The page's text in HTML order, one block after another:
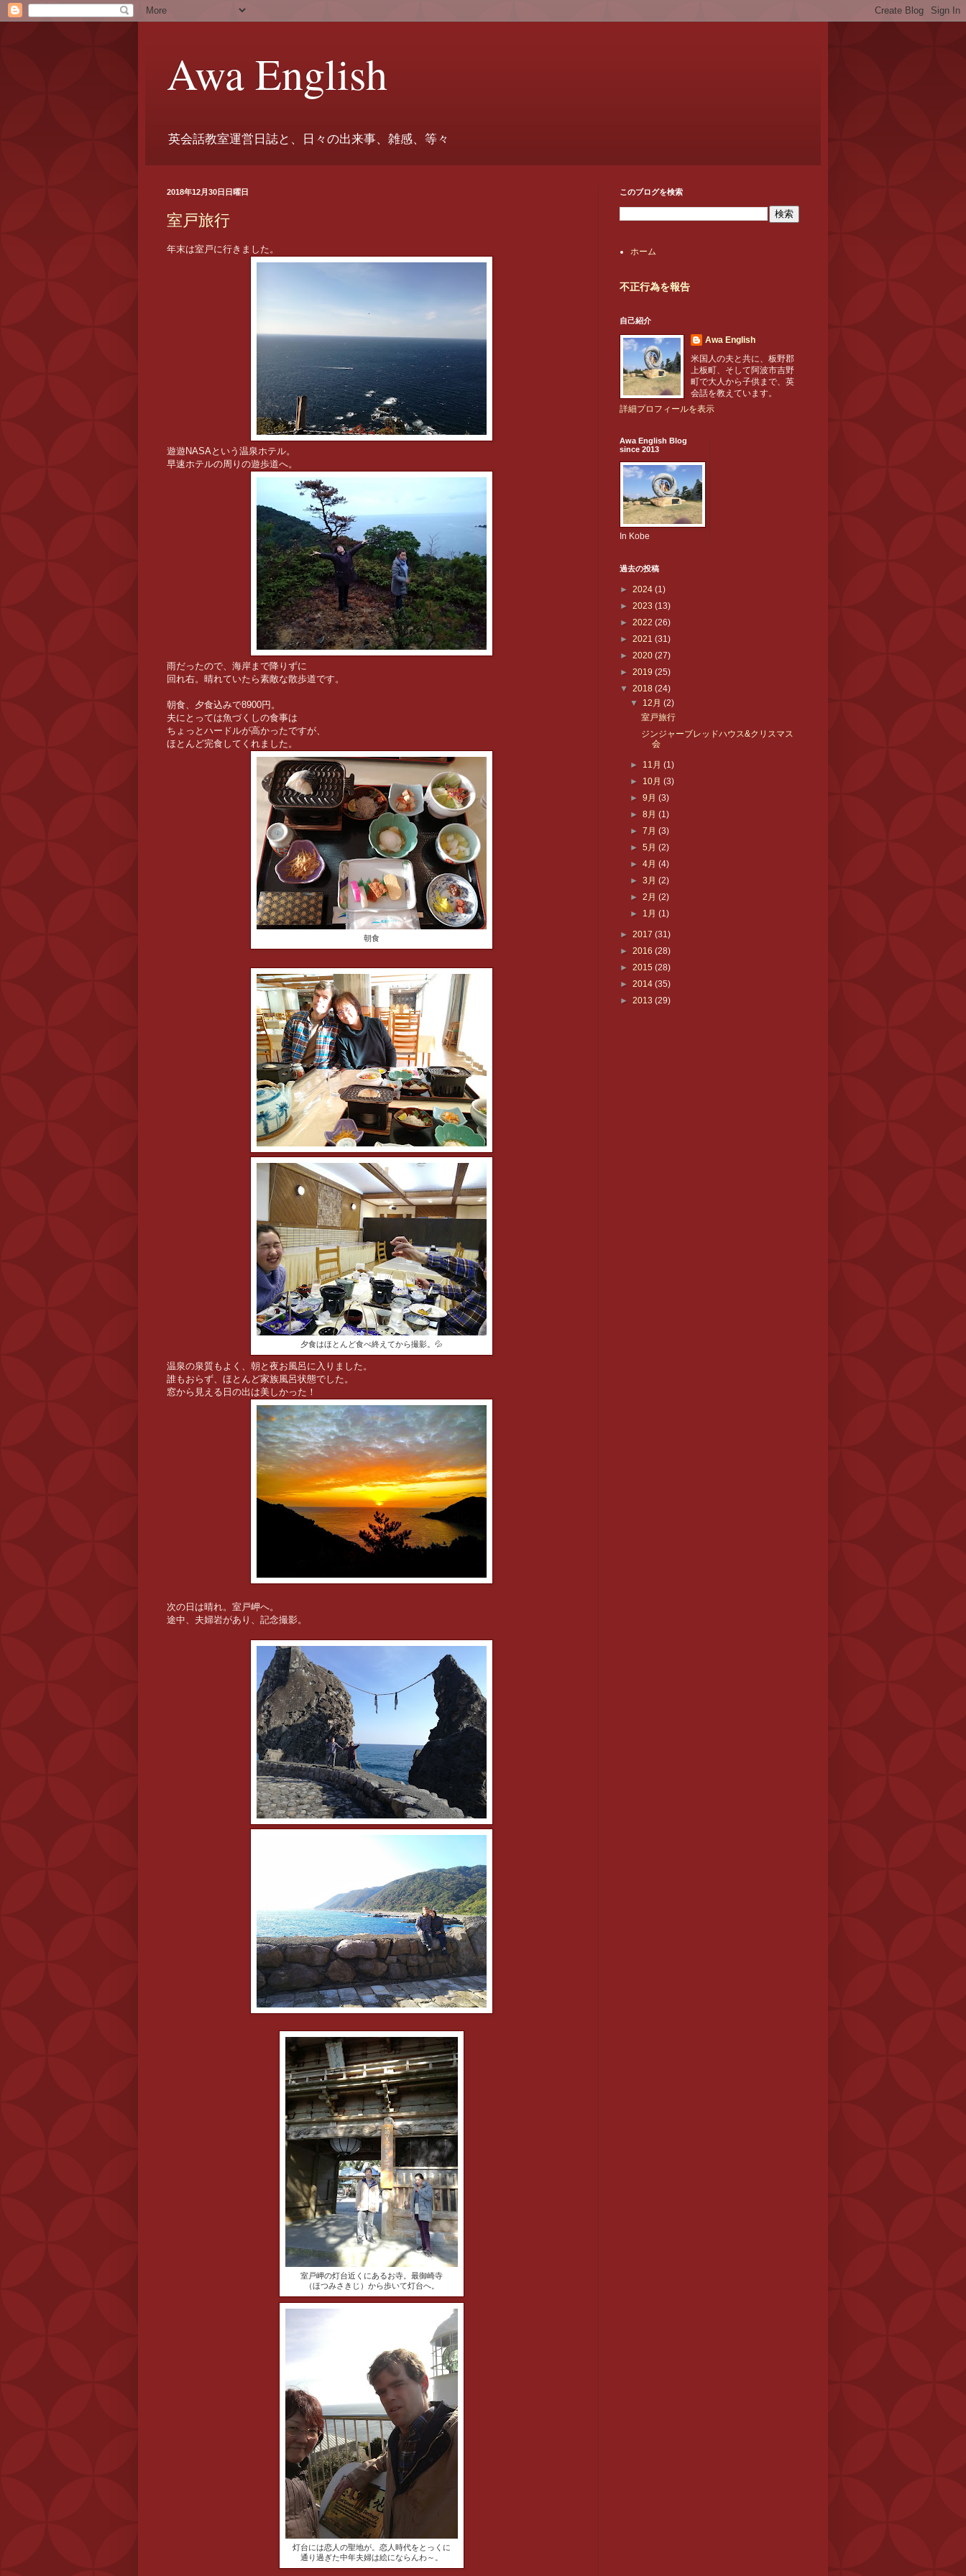
Awa English
英会話教室運営日誌と、日々の出来事、雑感、等々
2018年12月30日日曜日
室戸旅行
年末は室戸に行きました。
遊遊NASAという温泉ホテル。
早速ホテルの周りの遊歩道へ。
雨だったので、海岸まで降りずに
回れ右。晴れていたら素敵な散歩道です。
朝食、夕食込みで8900円。
夫にとっては魚づくしの食事は
ちょっとハードルが高かったですが、
ほとんど完食してくれました。
朝食
夕食はほとんど食べ終えてから撮影。💦
温泉の泉質もよく、朝と夜お風呂に入りました。
誰もおらず、ほとんど家族風呂状態でした。
窓から見える日の出は美しかった！
次の日は晴れ。室戸岬へ。
途中、夫婦岩があり、記念撮影。
室戸岬の灯台近くにあるお寺。最御崎寺
（ほつみさきじ）から歩いて灯台へ。
灯台には恋人の聖地が。恋人時代をとっくに
通り過ぎた中年夫婦は絵にならんわ～。
このブログを検索
ホーム
不正行為を報告
自己紹介
Awa English
米国人の夫と共に、板野郡
上板町、そして阿波市吉野
町で大人から子供まで、英
会話を教えています。
詳細プロフィールを表示
Awa English Blog
since 2013
In Kobe
過去の投稿
► 2024 (1)
► 2023 (13)
► 2022 (26)
► 2021 (31)
► 2020 (27)
► 2019 (25)
▼ 2018 (24)
▼ 12月(2)
室戸旅行
ジンジャーブレッドハウス&クリスマス
会
► 11月(1)
► 10月(3)
►9月(3)
►8月(1)
►7月(3)
►5月(2)
►4月(4)
►3月(2)
►2月(2)
► 1月(1)
► 2017 (31)
► 2016 (28)
► 2015 (28)
► 2014 (35)
► 2013 (29)